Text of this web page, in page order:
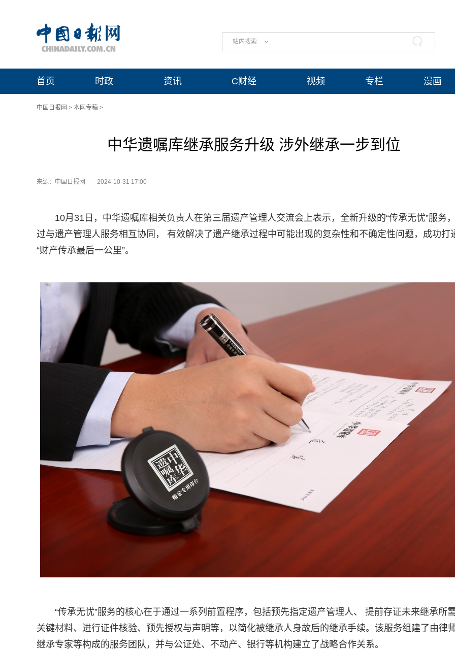
站内搜索
首页 时政 资讯 C财经 视频 专栏 漫画
中国日报网 > 本网专稿 >
中华遗嘱库继承服务升级 涉外继承一步到位
来源：中国日报网 2024-10-31 17:00
10月31日，中华遗嘱库相关负责人在第三届遗产管理人交流会上表示，全新升级的“传承无忧”服务
过与遗产管理人服务相互协同， 有效解决了遗产继承过程中可能出现的复杂性和不确定性问题，成功打
“财产传承最后一公里”。
“传承无忧”服务的核心在于通过一系列前置程序，包括预先指定遗产管理人、 提前存证未来继承所
关键材料、进行证件核验、预先授权与声明等，以简化被继承人身故后的继承手续。该服务组建了由律
继承专家等构成的服务团队，并与公证处、不动产、银行等机构建立了战略合作关系。